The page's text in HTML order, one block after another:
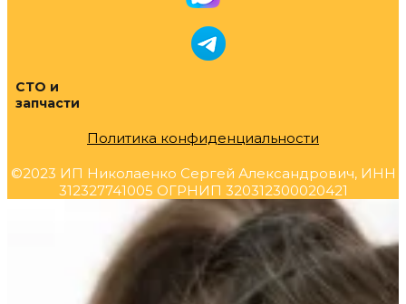
СТО и
запчасти
Политика конфиденциальности
©2023 ИП Николаенко Сергей Александрович, ИНН
312327741005 ОГРНИП 320312300020421